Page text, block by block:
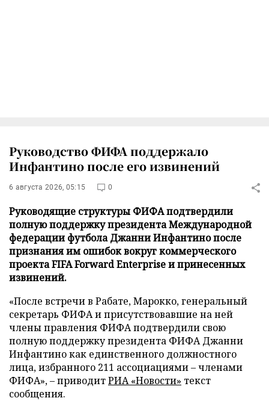
Руководство ФИФА поддержало
Инфантино после его извинений
6 августа 2026, 05:15 0
Руководящие структуры ФИФА подтвердили
полную поддержку президента Международной
федерации футбола Джанни Инфантино после
признания им ошибок вокруг коммерческого
проекта FIFA Forward Enterprise и принесенных
извинений.
«После встречи в Рабате, Марокко, генеральный
секретарь ФИФА и присутствовавшие на ней
члены правления ФИФА подтвердили свою
полную поддержку президента ФИФА Джанни
Инфантино как единственного должностного
лица, избранного 211 ассоциациями – членами
ФИФА», – приводитРИА «Новости» текст
сообщения.